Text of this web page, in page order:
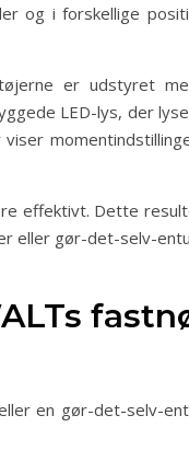
og i forskellige
er udstyret
LED-lys, der
effektivt. Dette
eller gør-det-selv-
en gør-det-selv-